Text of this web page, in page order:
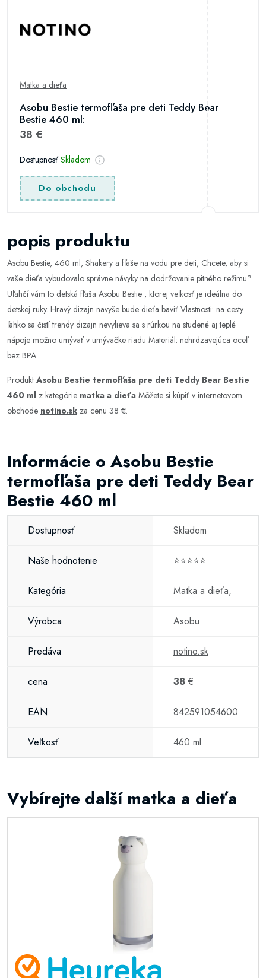
Matka a dieťa
Asobu Bestie termofľaša pre deti Teddy Bear
Bestie 460 ml:
38 €
Dostupnosť Skladom
Do obchodu
popis produktu
Asobu Bestie, 460 ml, Shakery a fľaše na vodu pre deti, Chcete, aby si
vaše dieťa vybudovalo správne návyky na dodržovanie pitného režimu?
Uľahčí vám to detská fľaša Asobu Bestie , ktorej veľkosť je ideálna do
detskej ruky. Hravý dizajn navyše bude dieťa baviť Vlastnosti: na cesty
ľahko sa čistí trendy dizajn nevylieva sa s rúrkou na studené aj teplé
nápoje možno umývať v umývačke riadu Materiál: nehrdzavejúca oceľ
bez BPA
Produkt Asobu Bestie termofľaša pre deti Teddy Bear Bestie
460 ml z kategórie matka a dieťa Môžete si kúpiť v internetovom
obchode notino.sk za cenu 38 €.
Informácie o Asobu Bestie
termofľaša pre deti Teddy Bear
Bestie 460 ml
Dostupnosť Skladom
Naše hodnotenie ⭐⭐⭐⭐⭐
Kategória Matka a dieťa,
Výrobca Asobu
Predáva notino.sk
cena 38 €
EAN 842591054600
Veľkosť 460 ml
Vybírejte další matka a dieťa